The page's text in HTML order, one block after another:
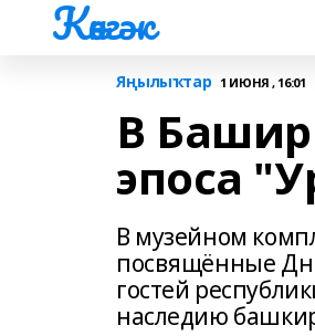
Көнгәк
Яңылыҡтар 1 ИЮНЯ , 16:01
В
эпоса
В музейном
посвящённые
гостей
наследию